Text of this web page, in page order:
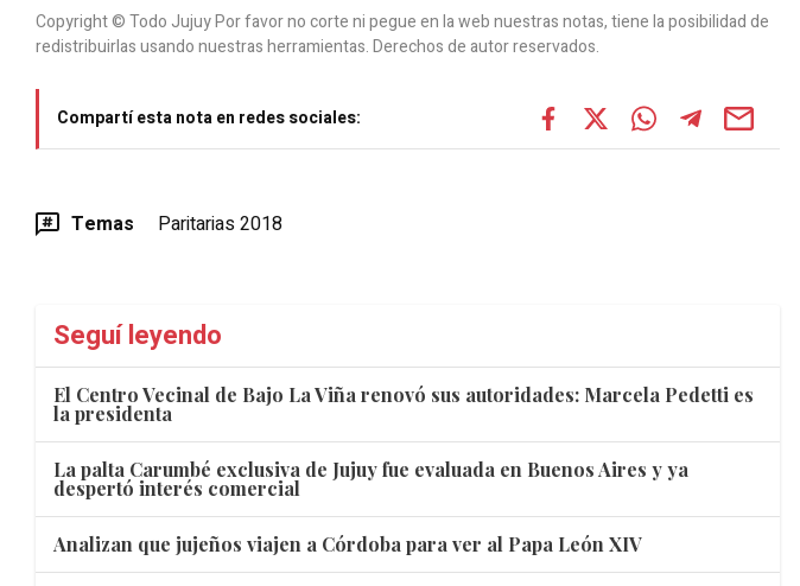
Copyright © Todo Jujuy Por favor no corte ni pegue en la web nuestras notas, tiene la posibilidad de
redistribuirlas usando nuestras herramientas. Derechos de autor reservados.
Compartí esta nota en redes sociales:
Temas Paritarias 2018
Seguí leyendo
El Centro Vecinal de Bajo La Viña renovó sus autoridades: Marcela Pedetti es
la presidenta
La palta Carumbé exclusiva de Jujuy fue evaluada en Buenos Aires y ya
despertó interés comercial
Analizan que jujeños viajen a Córdoba para ver al Papa León XIV